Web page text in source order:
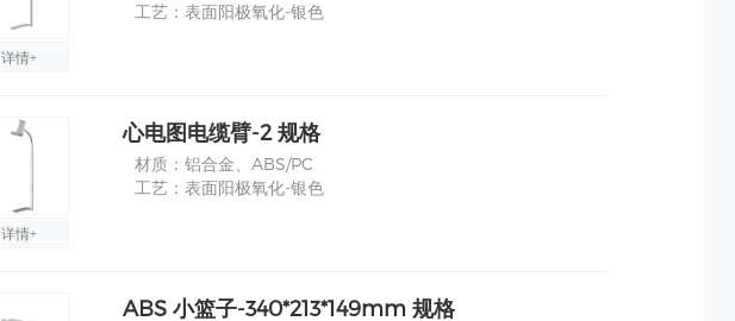
详情+
工艺：表面阳极氧化-银色
详情+
心电图电缆臂-2 规格
材质：铝合金、ABS/PC
工艺：表面阳极氧化-银色
ABS 小篮子-340*213*149mm 规格